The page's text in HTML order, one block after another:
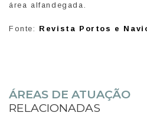
área alfandegada.
Fonte: Revista Portos e
ÁREAS DE ATUAÇÃO
RELACIONADAS